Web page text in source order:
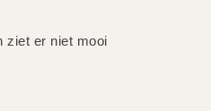
ziet er niet mooi